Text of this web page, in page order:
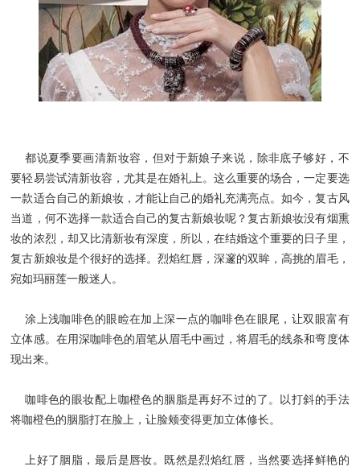
都说夏季要画清新妆容，但对于新娘子来说，除非底子够好，不
要轻易尝试清新妆容，尤其是在婚礼上。这么重要的场合，一定要选
一款适合自己的新娘妆，才能让自己的婚礼充满亮点。如今，复古风
当道，何不选择一款适合自己的复古新娘妆呢？复古新娘妆没有烟熏
妆的浓烈，却又比清新妆有深度，所以，在结婚这个重要的日子里，
复古新娘妆是个很好的选择。烈焰红唇，深邃的双眸，高挑的眉毛，
宛如玛丽莲一般迷人。
涂上浅咖啡色的眼睑在加上深一点的咖啡色在眼尾，让双眼富有
立体感。在用深咖啡色的眉笔从眉毛中画过，将眉毛的线条和弯度体
现出来。
咖啡色的眼妆配上咖橙色的胭脂是再好不过的了。以打斜的手法
将咖橙色的胭脂打在脸上，让脸颊变得更加立体修长。
上好了胭脂，最后是唇妆。既然是烈焰红唇，当然要选择鲜艳的